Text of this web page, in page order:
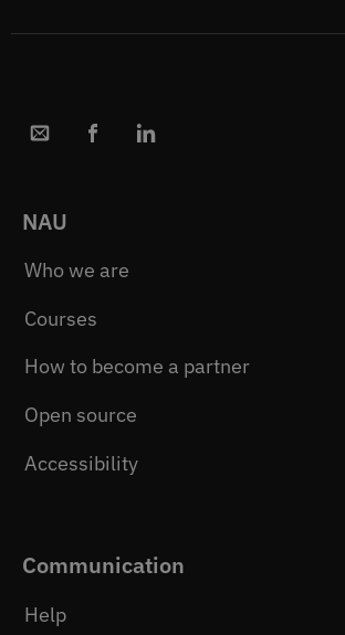
NAU
Who we are
Courses
How to become a partner
Open source
Accessibility
Communication
Help